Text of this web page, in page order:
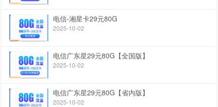
电信-湘星卡29元80G
2025-10-02
电信广东星29元80G【全国版】
2025-10-02
电信广东星29元80G【省内版】
2025-10-02